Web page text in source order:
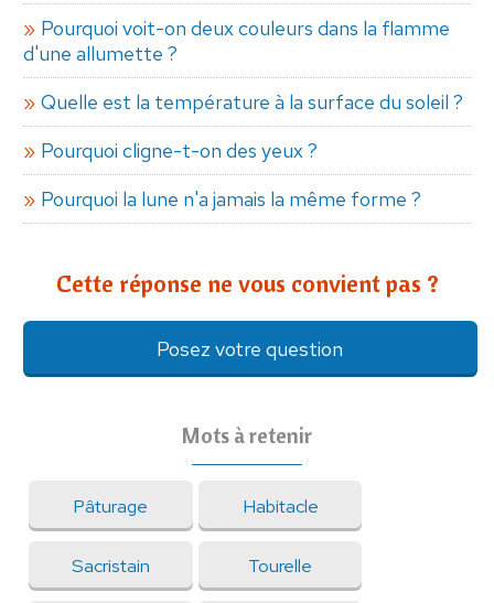
Pourquoi voit-on deux couleurs dans la flamme
d'une allumette ?
Quelle est la température à la surface du soleil ?
Pourquoi cligne-t-on des yeux ?
Pourquoi la lune n'a jamais la même forme ?
Cette réponse ne vous convient pas ?
Posez votre question
Mots à retenir
Pâturage Habitacle
Sacristain Tourelle